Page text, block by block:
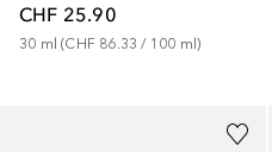
CHF 25.90
30 ml (CHF 86.33 / 100 ml)